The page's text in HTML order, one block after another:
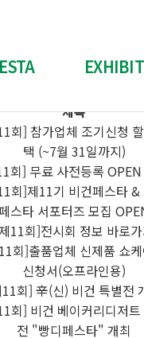
개
개
참가신청
참가
스폰서십
참가업체 전
양식 다
제목
회] 참가업체 조기신청
택 (~7월 31일까지)
회] 무료 사전등록
회]제11기 비건페스타 &
스타 서포터즈 모집
11회]전시회 정보 바로
회]출품업체 신제품 쇼
신청서(오프라인용)
회] 辛(신) 비건 특별전
회] 비건 베이커리디저트
전 "빵디페스타" 개최